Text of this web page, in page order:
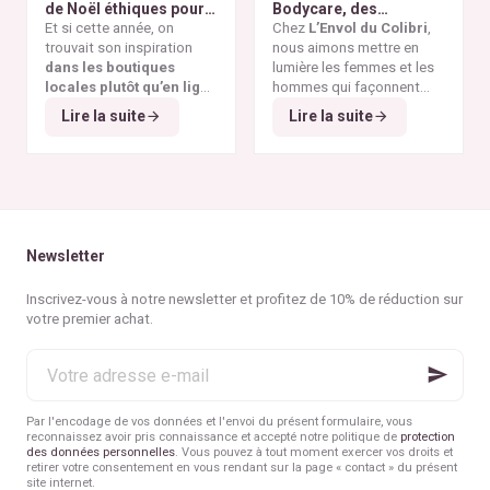
visibles de la
surproduction textile
des dérives de la
fashion
vêtement réellement
de Noël éthiques pour
tous les budgets
Et si cette année, on
trouvait son inspiration
dans les boutiques
locales plutôt qu’en ligne
Et si, cette année encore,
l’éphémère
enfindu sens, porteurs de
valeurs et d’histoire ?
excès ni culpabilité ?
Et si cette année, Noël
rimait avec éthique ?
Lire la suite
Bodycare, des
déodorants naturels et
zéro déchet A la
rencontre des Colibris
~ 6
Chez L’Envol du Colibri
nous aimons mettre en
lumière les femmes et les
hommes qui façonnent
une consommation plus
éthique et durable. Pour ce
efficaces et zéro déchet
Lire la suite
Newsletter
Inscrivez-vous à notre newsletter et profitez de 10% de réduction sur
votre premier achat.
adresse
mail
Par l'encodage de vos données et l'envoi du présent formulaire, vous
reconnaissez avoir pris connaissance et accepté notre politique de protection
des données personnelles. Vous pouvez à tout moment exercer vos droits et
retirer votre consentement en vous rendant sur la page « contact » du présent
site internet.